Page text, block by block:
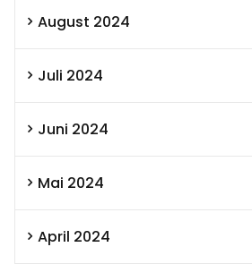
August 2024
Juli 2024
Juni 2024
Mai 2024
April 2024